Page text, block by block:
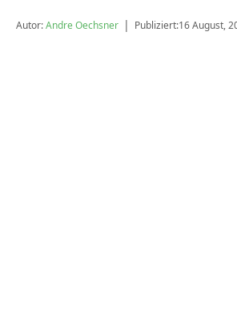
Autor:Andre Oechsner | Publiziert:16 August,